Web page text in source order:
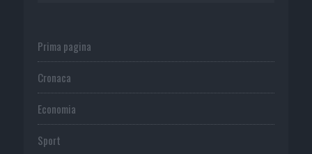
Prima pagina
Cronaca
Economia
Sport